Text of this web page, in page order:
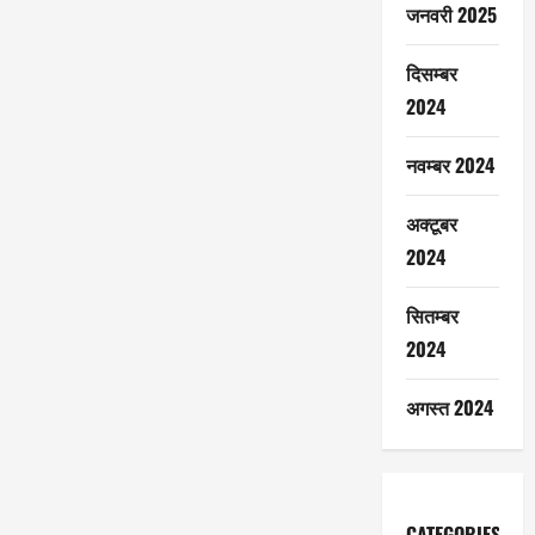
जनवरी 2025
दिसम्बर
2024
नवम्बर 2024
अक्टूबर
2024
सितम्बर
2024
अगस्त 2024